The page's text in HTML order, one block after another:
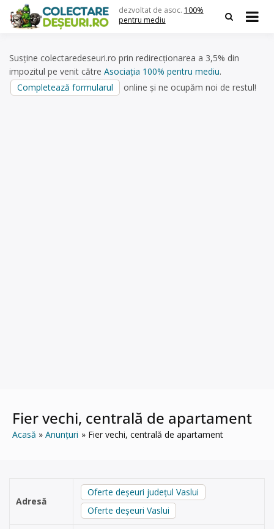
content
dezvoltat de asoc. 100%
pentru mediu
Susține colectaredeseuri.ro prin redirecționarea a 3,5% din
impozitul pe venit către Asociația 100% pentru mediu.
Completează formularul
online și ne ocupăm noi de restul!
Fier vechi, centrală de apartament
Acasă Anunțuri Fier vechi, centrală de apartament
Adresă
Oferte deșeuri județul Vaslui
Oferte deșeuri Vaslui